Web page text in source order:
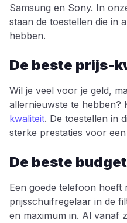
Samsung en Sony. In
staan de toestellen die in
hebben.
De beste prijs-
Wil je veel voor je geld,
allernieuwste te hebben?
kwaliteit. De toestellen in
sterke prestaties voor
De beste
Een goede telefoon hoeft
prijsschuifregelaar in de
en maximum in. Al vanaf